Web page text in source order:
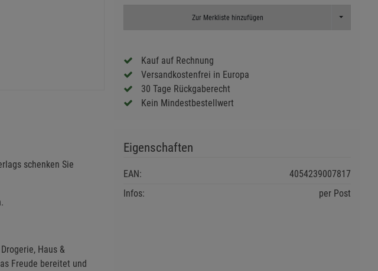
Zur Merkliste hinzufügen Toggle
Kauf auf Rechnung
Versandkostenfrei in Europa
30 Tage Rückgaberecht
Kein Mindestbestellwert
schenken Sie
Haus &
Freude bereitet und
Eigenschaften
EAN:
4054239007817
Infos:
per Post